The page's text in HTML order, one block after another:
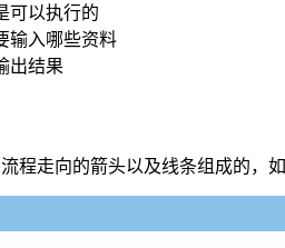
可以执行的
输入哪些资料
出结果
程走向的箭头以及线条组成的，